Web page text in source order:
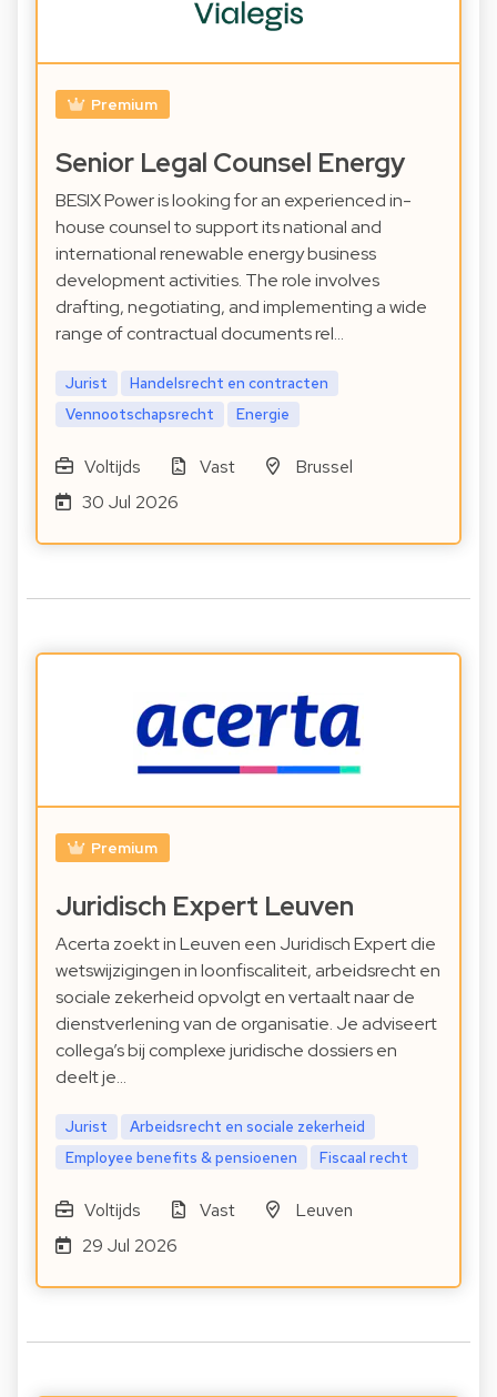
Premium
Senior Legal Counsel Energy
BESIX Power is looking for an experienced in-
house counsel to support its national and
international renewable energy business
development activities. The role involves
drafting, negotiating, and implementing a wide
range of contractual documents rel…
Jurist
Handelsrecht en contracten
Vennootschapsrecht
Energie
Voltijds Vast
Brussel
30 Jul 2026
Premium
Juridisch Expert Leuven
Acerta zoekt in Leuven een Juridisch Expert die
wetswijzigingen in loonfiscaliteit, arbeidsrecht en
sociale zekerheid opvolgt en vertaalt naar de
dienstverlening van de organisatie. Je adviseert
collega’s bij complexe juridische dossiers en
deelt je…
Jurist
Arbeidsrecht en sociale zekerheid
Employee benefits & pensioenen
Fiscaal recht
Voltijds Vast
Leuven
29 Jul 2026